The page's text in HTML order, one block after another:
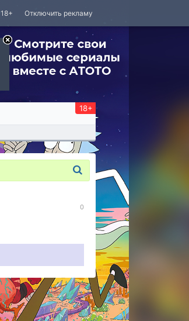
Отключить рекламу
18+
18+
0